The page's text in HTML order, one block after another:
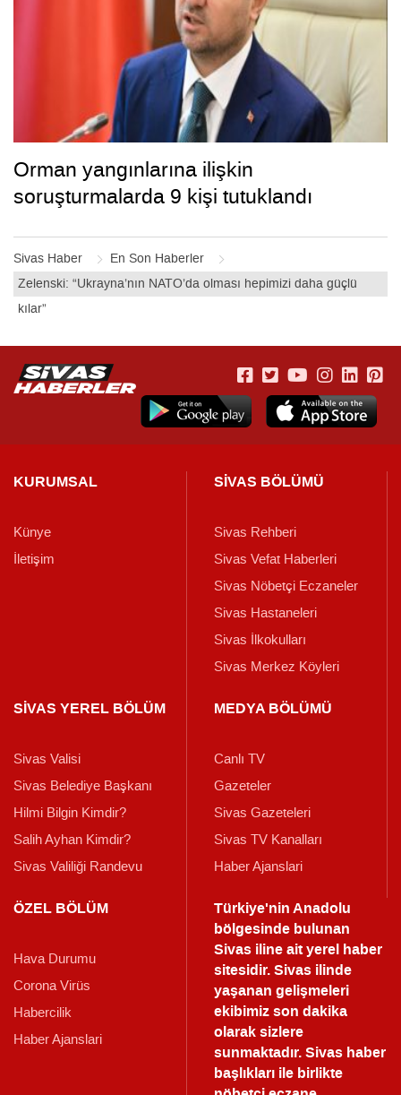
Sivas Haber
En Son Haberler
Zelenski: “Ukrayna’nın NATO’da olması hepimizi daha güçlü
kılar”
Orman yangınlarına ilişkin
soruşturmalarda 9 kişi tutuklandı
KURUMSAL
Künye
İletişim
SİVAS BÖLÜMÜ
Sivas Rehberi
Sivas Vefat Haberleri
Sivas Nöbetçi Eczaneler
Sivas Hastaneleri
Sivas İlkokulları
Sivas Merkez Köyleri
SİVAS YEREL BÖLÜM
Sivas Valisi
Sivas Belediye Başkanı
Hilmi Bilgin Kimdir?
Salih Ayhan Kimdir?
Sivas Valiliği Randevu
MEDYA BÖLÜMÜ
Canlı TV
Gazeteler
Sivas Gazeteleri
Sivas TV Kanalları
Haber Ajanslari
ÖZEL BÖLÜM
Hava Durumu
Corona Virüs
Habercilik
Haber Ajanslari
Türkiye'nin Anadolu
bölgesinde bulunan
Sivas iline ait yerel haber
sitesidir. Sivas ilinde
yaşanan gelişmeleri
ekibimiz son dakika
olarak sizlere
sunmaktadır.Sivas haber
başlıkları ile birlikte